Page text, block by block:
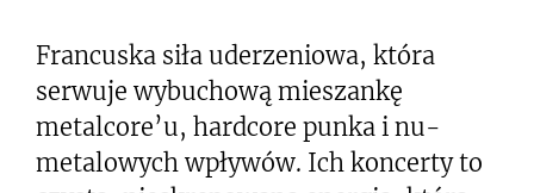
Francuska siła uderzeniowa, która
serwuje wybuchową mieszankę
metalcore’u, hardcore punka i nu-
metalowych wpływów. Ich koncerty to